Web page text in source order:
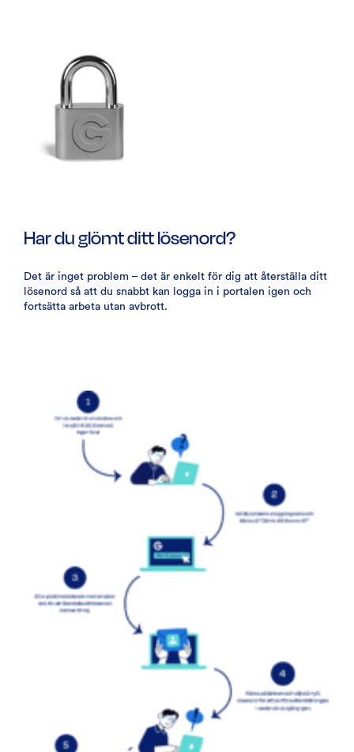
Har du glömt ditt lösenord?
Det är inget problem – det är enkelt för dig att återställa ditt
lösenord så att du snabbt kan logga in i portalen igen och
fortsätta arbeta utan avbrott.